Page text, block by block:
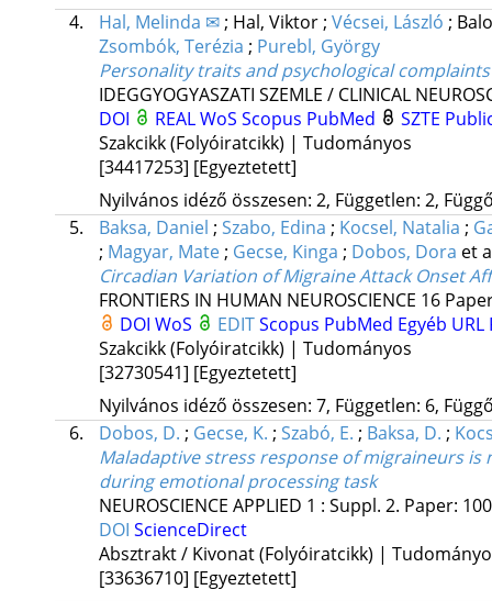
4.
Hal, Melinda ✉; Hal, Viktor; Vécsei, László ;
Zsombók, Terézia ; Purebl, György
Personality traits and psychological
IDEGGYOGYASZATI SZEMLE / CLINICAL
DOI
REALWoS Scopus PubMed
SZTE
Szakcikk (Folyóiratcikk) | Tudományos
[34417253] [Egyeztetett]
Nyilvános idéző összesen: 2, Független: 2,
5.
Baksa, Daniel ; Szabo, Edina ; Kocsel, Natalia ;
; Magyar, Mate; Gecse, Kinga ; Dobos, Dora et
Circadian Variation of Migraine Attack Onset
FRONTIERS IN HUMAN NEUROSCIENCE 16
DOI WoS EDITScopus PubMed Egyéb URL
Szakcikk (Folyóiratcikk) | Tudományos
[32730541] [Egyeztetett]
Nyilvános idéző összesen: 7, Független: 6,
6.
Dobos, D. ; Gecse, K. ; Szabó, E. ; Baksa, D. ;
Maladaptive stress response of migraineurs
during emotional processing task
NEUROSCIENCE APPLIED 1 : Suppl. 2. Paper:
DOI ScienceDirect
Absztrakt / Kivonat (Folyóiratcikk) |
[33636710] [Egyeztetett]